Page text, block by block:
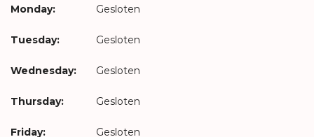
Monday: Gesloten
Tuesday: Gesloten
Wednesday: Gesloten
Thursday: Gesloten
Friday: Gesloten